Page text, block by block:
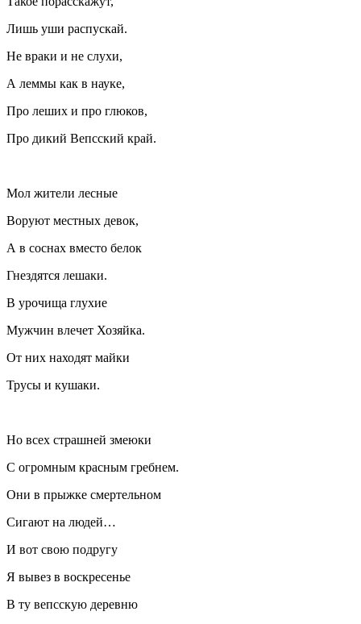
Лишь уши распускай.
Не враки и не слухи,
А леммы как в науке,
Про леших и про глюков,
Про дикий Вепсский край.
Мол жители лесные
Воруют местных девок,
А в соснах вместо белок
Гнездятся лешаки.
В урочища глухие
Мужчин влечет Хозяйка.
От них находят майки
Трусы и кушаки.
Но всех страшней змеюки
С огромным красным гребнем.
Они в прыжке смертельном
Сигают на людей…
И вот свою подругу
Я вывез в воскресенье
В ту вепсскую деревню